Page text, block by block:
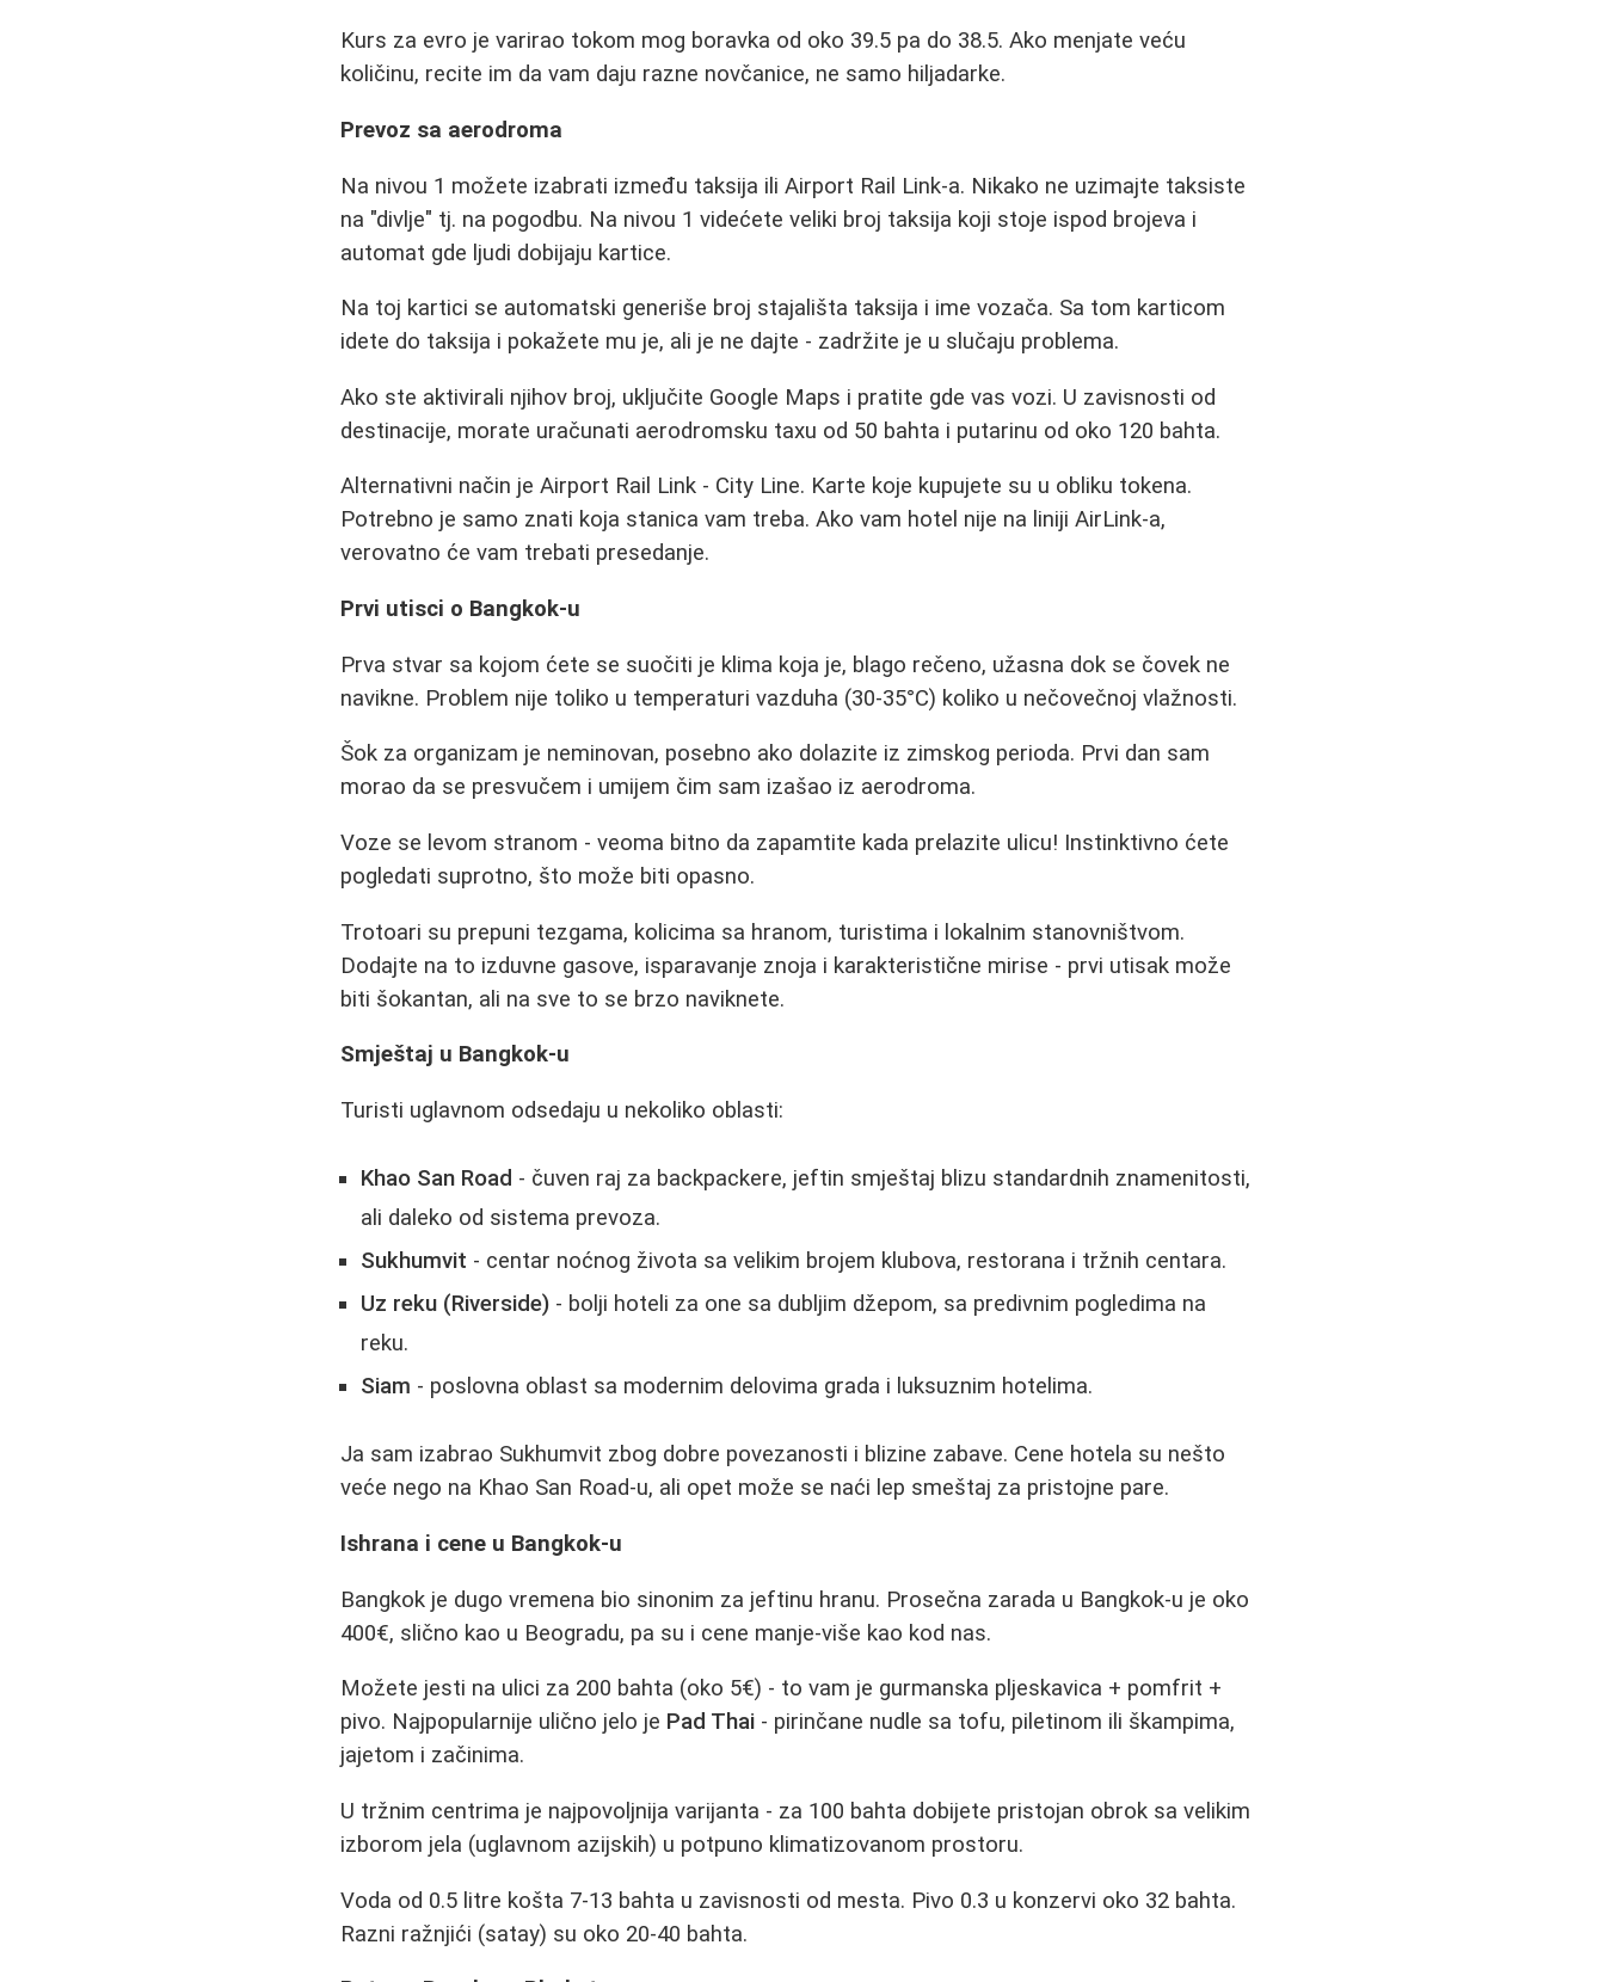
Kurs za evro je varirao tokom mog boravka od oko 39.5 pa do 38.5. Ako menjate veću
količinu, recite im da vam daju razne novčanice, ne samo hiljadarke.
Prevoz sa aerodroma
Na nivou 1 možete izabrati između taksija ili Airport Rail Link-a. Nikako ne uzimajte taksiste
na "divlje" tj. na pogodbu. Na nivou 1 videćete veliki broj taksija koji stoje ispod brojeva i
automat gde ljudi dobijaju kartice.
Na toj kartici se automatski generiše broj stajališta taksija i ime vozača. Sa tom karticom
idete do taksija i pokažete mu je, ali je ne dajte - zadržite je u slučaju problema.
Ako ste aktivirali njihov broj, uključite Google Maps i pratite gde vas vozi. U zavisnosti od
destinacije, morate uračunati aerodromsku taxu od 50 bahta i putarinu od oko 120 bahta.
Alternativni način je Airport Rail Link - City Line. Karte koje kupujete su u obliku tokena.
Potrebno je samo znati koja stanica vam treba. Ako vam hotel nije na liniji AirLink-a,
verovatno će vam trebati presedanje.
Prvi utisci o Bangkok-u
Prva stvar sa kojom ćete se suočiti je klima koja je, blago rečeno, užasna dok se čovek ne
navikne. Problem nije toliko u temperaturi vazduha (30-35°C) koliko u nečovečnoj vlažnosti.
Šok za organizam je neminovan, posebno ako dolazite iz zimskog perioda. Prvi dan sam
morao da se presvučem i umijem čim sam izašao iz aerodroma.
Voze se levom stranom - veoma bitno da zapamtite kada prelazite ulicu! Instinktivno ćete
pogledati suprotno, što može biti opasno.
Trotoari su prepuni tezgama, kolicima sa hranom, turistima i lokalnim stanovništvom.
Dodajte na to izduvne gasove, isparavanje znoja i karakteristične mirise - prvi utisak može
biti šokantan, ali na sve to se brzo naviknete.
Smještaj u Bangkok-u
Turisti uglavnom odsedaju u nekoliko oblasti:
Khao San Road - čuven raj za backpackere, jeftin smještaj blizu standardnih znamenitosti,
ali daleko od sistema prevoza.
Sukhumvit - centar noćnog života sa velikim brojem klubova, restorana i tržnih centara.
Uz reku (Riverside) - bolji hoteli za one sa dubljim džepom, sa predivnim pogledima na
reku.
Siam - poslovna oblast sa modernim delovima grada i luksuznim hotelima.
Ja sam izabrao Sukhumvit zbog dobre povezanosti i blizine zabave. Cene hotela su nešto
veće nego na Khao San Road-u, ali opet može se naći lep smeštaj za pristojne pare.
Ishrana i cene u Bangkok-u
Bangkok je dugo vremena bio sinonim za jeftinu hranu. Prosečna zarada u Bangkok-u je oko
400€, slično kao u Beogradu, pa su i cene manje-više kao kod nas.
Možete jesti na ulici za 200 bahta (oko 5€) - to vam je gurmanska pljeskavica + pomfrit +
pivo. Najpopularnije ulično jelo je Pad Thai - pirinčane nudle sa tofu, piletinom ili škampima,
jajetom i začinima.
U tržnim centrima je najpovoljnija varijanta - za 100 bahta dobijete pristojan obrok sa velikim
izborom jela (uglavnom azijskih) u potpuno klimatizovanom prostoru.
Voda od 0.5 litre košta 7-13 bahta u zavisnosti od mesta. Pivo 0.3 u konzervi oko 32 bahta.
Razni ražnjići (satay) su oko 20-40 bahta.